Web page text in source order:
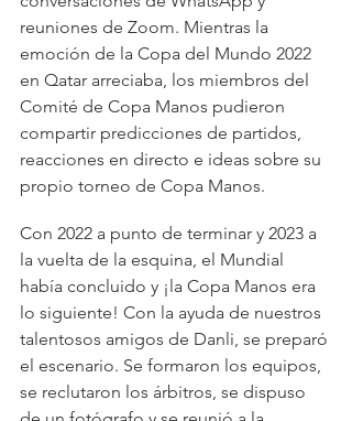
reuniones de Zoom. Mientras la
emoción de la Copa del Mundo 2022
en Qatar arreciaba, los miembros del
Comité de Copa Manos pudieron
compartir predicciones de partidos,
reacciones en directo e ideas sobre su
propio torneo de Copa Manos.
Con 2022 a punto de terminar y 2023 a
la vuelta de la esquina, el Mundial
había concluido y ¡la Copa Manos era
lo siguiente! Con la ayuda de nuestros
talentosos amigos de Danli, se preparó
el escenario. Se formaron los equipos,
se reclutaron los árbitros, se dispuso